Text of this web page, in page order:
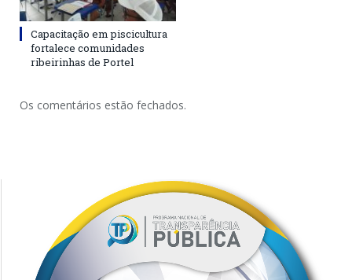
Capacitação em piscicultura
fortalece comunidades
ribeirinhas de Portel
Os comentários estão fechados.